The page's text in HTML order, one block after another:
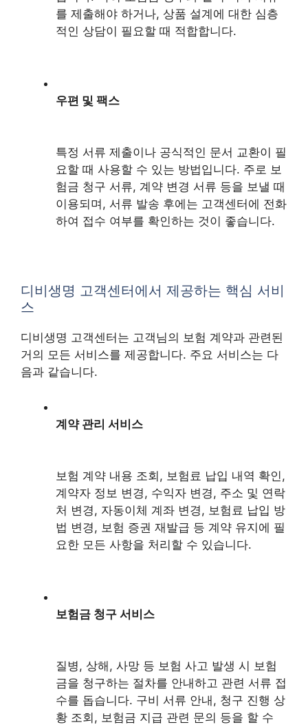
를 제출해야 하거나, 상품 설계에 대한 심층
적인 상담이 필요할 때 적합합니다.
우편 및 팩스
특정 서류 제출이나 공식적인 문서 교환이 필
요할 때 사용할 수 있는 방법입니다. 주로 보
험금 청구 서류, 계약 변경 서류 등을 보낼 때
이용되며, 서류 발송 후에는 고객센터에 전화
하여 접수 여부를 확인하는 것이 좋습니다.
디비생명 고객센터에서 제공하는 핵심 서비
스
디비생명 고객센터는 고객님의 보험 계약과 관련된
거의 모든 서비스를 제공합니다. 주요 서비스는 다
음과 같습니다.
계약 관리 서비스
보험 계약 내용 조회, 보험료 납입 내역 확인,
계약자 정보 변경, 수익자 변경, 주소 및 연락
처 변경, 자동이체 계좌 변경, 보험료 납입 방
법 변경, 보험 증권 재발급 등 계약 유지에 필
요한 모든 사항을 처리할 수 있습니다.
보험금 청구 서비스
질병, 상해, 사망 등 보험 사고 발생 시 보험
금을 청구하는 절차를 안내하고 관련 서류 접
수를 돕습니다. 구비 서류 안내, 청구 진행 상
황 조회, 보험금 지급 관련 문의 등을 할 수